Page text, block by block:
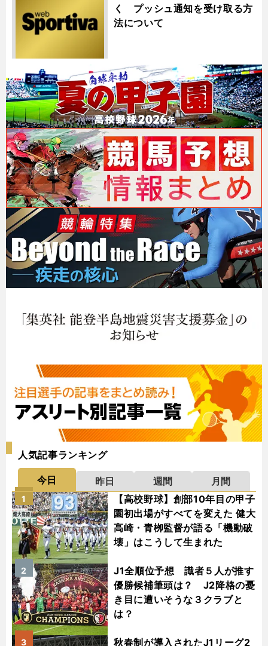
く プッシュ通知を受け取る方
法について
人気記事ランキング
今日 昨日 週間
月間
【高校野球】創部10年目の甲子
園初出場がすべてを変えた 健大
高崎・青栁監督が語る「機動破
壊」はこうして生まれた
1
J1全順位予想 識者５人が推す
優勝候補筆頭は？ J2降格の憂
き目に遭いそうな３クラブと
は？
2
秋春制が導入されたJ1リーグ2
3